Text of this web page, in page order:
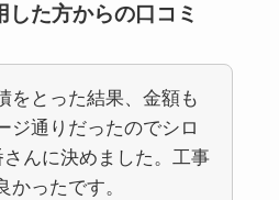
た方からの口コミ
をとった結果、金額も
ジ通りだったのでシロ
さんに決めました。工事
かったです。